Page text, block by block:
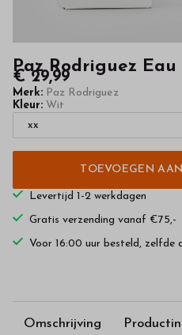
onze
webshop
Paz Rodriguez
€ 29,99
Merk: Paz Rodriguez
Kleur: Wit
TOEVOEGEN
Levertijd 1-2 werkdagen
Gratis verzending vanaf €75,-
Voor 16:00 uur besteld, zelfde
Omschrijving